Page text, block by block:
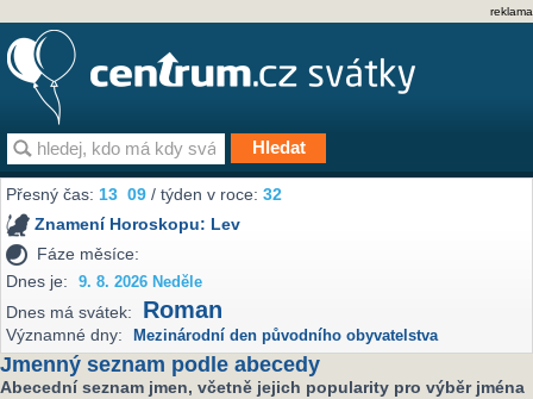
reklama
Přesný čas:13 09 / týden v roce:32
Znamení Horoskopu: Lev
Fáze měsíce:
Dnes je:
9. 8. 2026 Neděle
Dnes má svátek: Roman
Významné dny: Mezinárodní den původního obyvatelstva
Jmenný seznam podle abecedy
Abecední seznam jmen, včetně jejich popularity pro výběr jména